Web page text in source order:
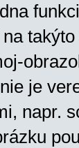
je
napr.